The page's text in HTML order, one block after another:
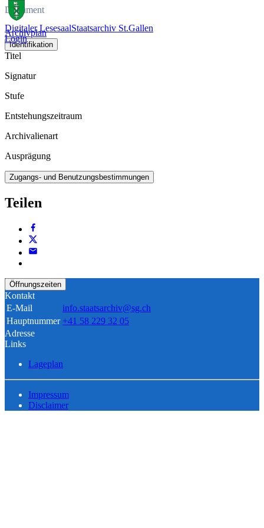
Digitaler LesesaalStaatsarchiv St.Gallen
Login
Dokument
Archivplan
Identifikation
Titel
Signatur
Stufe
Entstehungszeitraum
Archivalienart
Ausprägung
Zugangs- und Benutzungsbestimmungen
Teilen
Öffnungszeiten
Kontakt
E-Mail
info.staatsarchiv@sg.ch
Hauptnummer +41 58 229 32 05
Adresse
Links
Lageplan
Impressum
Disclaimer